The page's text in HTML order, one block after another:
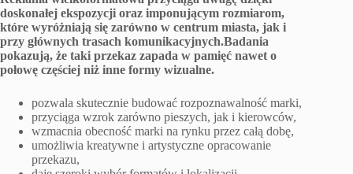
doskonałej ekspozycji oraz imponującym rozmiarom,
które wyróżniają się zarówno w centrum miasta, jak i
przy głównych trasach komunikacyjnych.Badania
pokazują, że taki przekaz zapada w pamięć nawet o
połowę częściej niż inne formy wizualne.
pozwala skutecznie budować rozpoznawalność marki,
przyciąga wzrok zarówno pieszych, jak i kierowców,
wzmacnia obecność marki na rynku przez całą dobę,
umożliwia kreatywne i artystyczne opracowanie
przekazu,